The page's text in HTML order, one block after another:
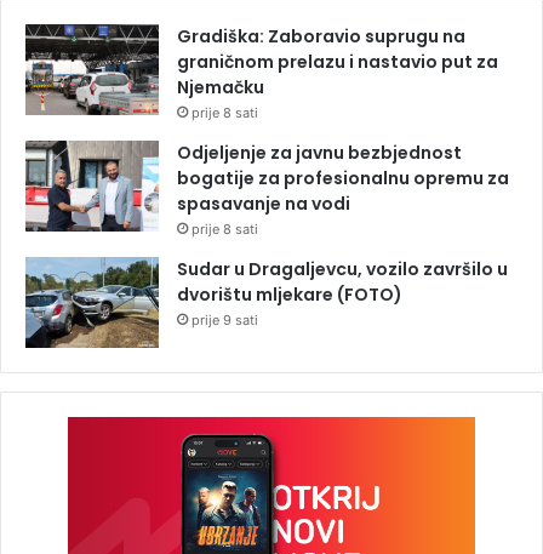
Gradiška: Zaboravio suprugu na
graničnom prelazu i nastavio put za
Njemačku
prije 8 sati
Odjeljenje za javnu bezbjednost
bogatije za profesionalnu opremu za
spasavanje na vodi
prije 8 sati
Sudar u Dragaljevcu, vozilo završilo u
dvorištu mljekare (FOTO)
prije 9 sati